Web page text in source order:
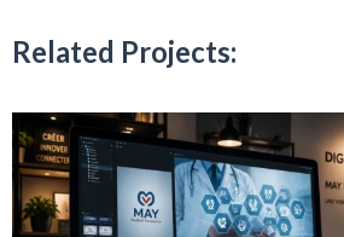
Related Projects: